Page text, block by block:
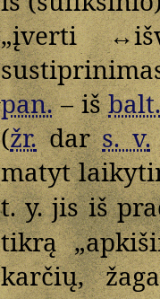
„įverti
pan.– iš
(žr.dars. v.
matyt
t. y. jis iš
tikrą
karčių,